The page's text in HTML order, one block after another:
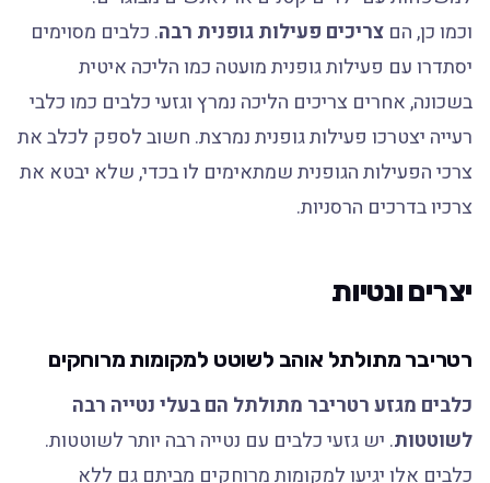
וכמו כן, הם צריכים פעילות גופנית רבה. כלבים מסוימים
יסתדרו עם פעילות גופנית מועטה כמו הליכה איטית
בשכונה, אחרים צריכים הליכה נמרץ וגזעי כלבים כמו כלבי
רעייה יצטרכו פעילות גופנית נמרצת. חשוב לספק לכלב את
צרכי הפעילות הגופנית שמתאימים לו בכדי, שלא יבטא את
צרכיו בדרכים הרסניות.
יצרים ונטיות
רטריבר מתולתל אוהב לשוטט למקומות מרוחקים
כלבים מגזע רטריבר מתולתל הם בעלי נטייה רבה
לשוטטות. יש גזעי כלבים עם נטייה רבה יותר לשוטטות.
כלבים אלו יגיעו למקומות מרוחקים מביתם גם ללא